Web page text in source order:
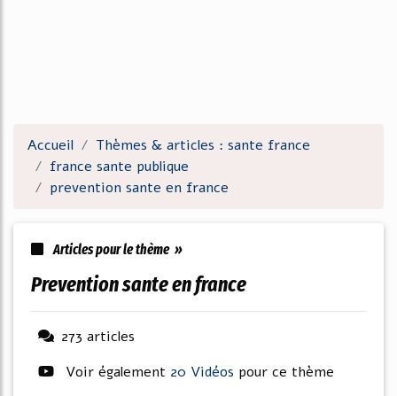
Accueil
Thèmes & articles : sante france
france sante publique
prevention sante en france
Articles pour le thème »
prevention sante en france
273 articles
Voir également 20 Vidéos pour ce thème